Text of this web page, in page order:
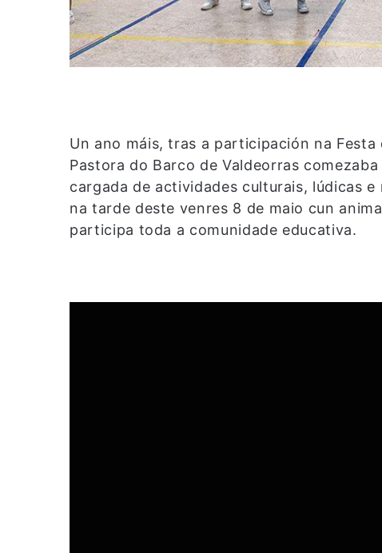
Un ano máis, tras a participación na
Pastora do Barco de Valdeorras
cargada de actividades culturais, lúdicas
na tarde deste venres 8 de maio cun
participa toda a comunidade educativa.